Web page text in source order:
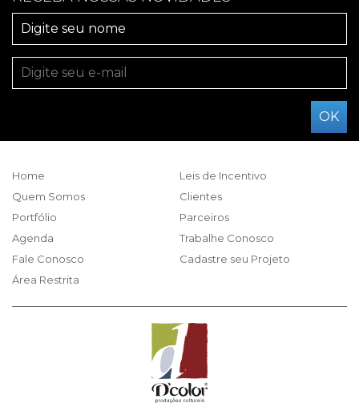
Home
Quem Somos
Portfólio
Leis de Incentivo
Clientes
Parceiros
Agenda
Fale Conosco
Área Restrita
Trabalhe Conosco
Cadastre seu Projeto